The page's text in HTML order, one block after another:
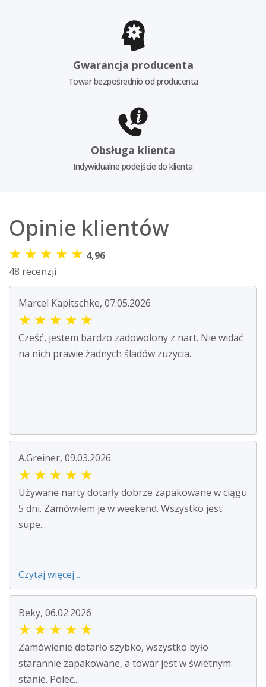
Gwarancja producenta
Towar bezpośrednio od producenta
Obsługa klienta
Indywidualne podejście do klienta
Opinie klientów
★ ★ ★ ★ ★ 4,96
48 recenzji
Marcel Kapitschke, 07.05.2026
★ ★ ★ ★ ★
Cześć, jestem bardzo zadowolony z nart. Nie widać
na nich prawie żadnych śladów zużycia.
A.Greiner, 09.03.2026
★ ★ ★ ★ ★
Używane narty dotarły dobrze zapakowane w ciągu
5 dni. Zamówiłem je w weekend. Wszystko jest
supe...
Czytaj więcej ...
Beky, 06.02.2026
★ ★ ★ ★ ★
Zamówienie dotarło szybko, wszystko było
starannie zapakowane, a towar jest w świetnym
stanie. Polec...